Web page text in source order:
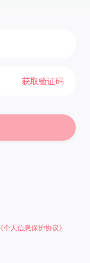
获取验证码
《个人信息保护协议》